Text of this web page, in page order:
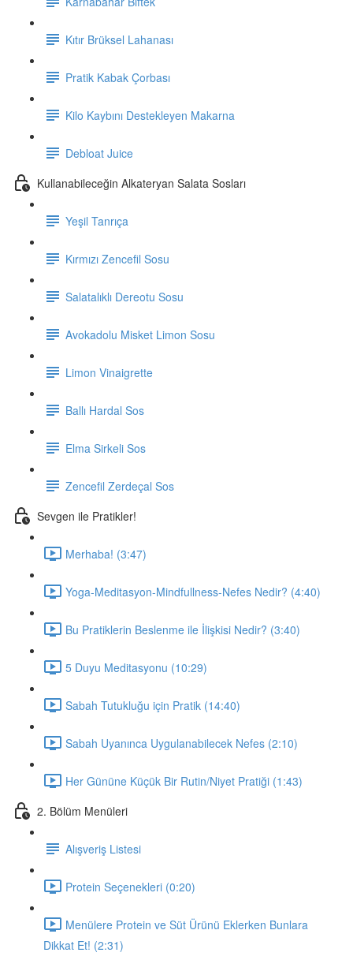
Kıtır Brüksel Lahanası
Pratik Kabak Çorbası
Kilo Kaybını Destekleyen Makarna
Debloat Juice
Kullanabileceğin Alkateryan Salata Sosları
Yeşil Tanrıça
Kırmızı Zencefil Sosu
Salatalıklı Dereotu Sosu
Avokadolu Misket Limon Sosu
Limon Vinaigrette
Ballı Hardal Sos
Elma Sirkeli Sos
Zencefil Zerdeçal Sos
Sevgen ile Pratikler!
Merhaba! (3:47)
Yoga-Meditasyon-Mindfullness-Nefes Nedir? (4:40)
Bu Pratiklerin Beslenme ile İlişkisi Nedir? (3:40)
5 Duyu Meditasyonu (10:29)
Sabah Tutukluğu için Pratik (14:40)
Sabah Uyanınca Uygulanabilecek Nefes (2:10)
Her Gününe Küçük Bir Rutin/Niyet Pratiği (1:43)
2. Bölüm Menüleri
Alışveriş Listesi
Protein Seçenekleri (0:20)
Menülere Protein ve Süt Ürünü Eklerken Bunlara
Dikkat Et! (2:31)